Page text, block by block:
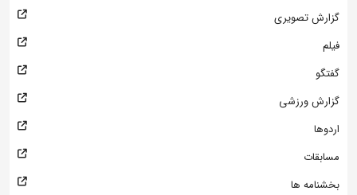
گزارش تصویری
فیلم
گفتگو
گزارش ورزشی
اردوها
مسابقات
بخشنامه ها